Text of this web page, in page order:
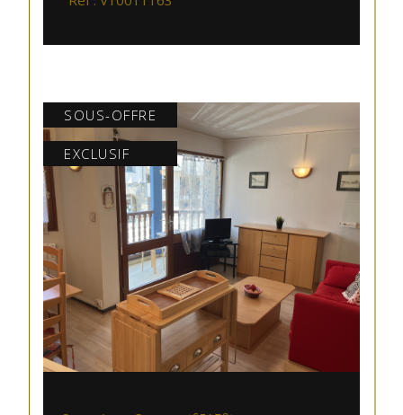
SOUS-OFFRE
EXCLUSIF